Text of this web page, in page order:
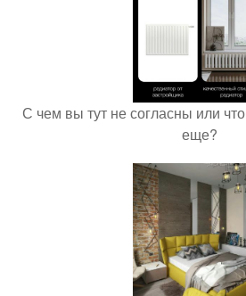
С чем вы тут не согласны или
еще?